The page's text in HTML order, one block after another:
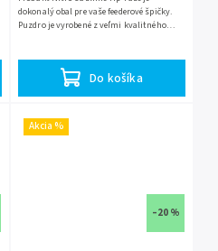
Do košíka
dokonalý obal pre vaše feederové špičky.
Puzdro je vyrobené z veľmi kvalitného
Akcia %
–20 %